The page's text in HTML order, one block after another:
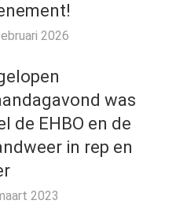
2026
was
de EHBO en de
in rep en
2023